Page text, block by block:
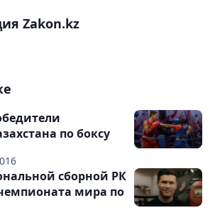
Zakon.kz
по боксу
сборной РК
мира по